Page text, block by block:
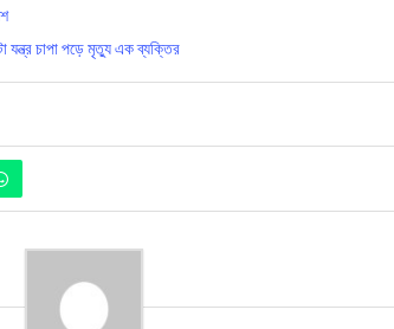
যন্ত্র চাপা পড়ে মৃত্যু এক ব্যক্তির